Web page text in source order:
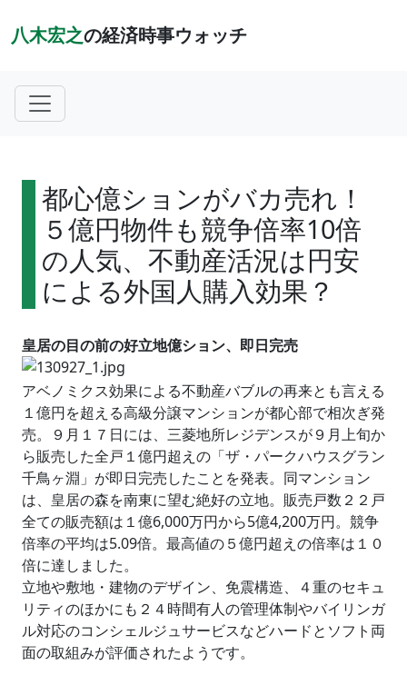
八木宏之の経済時事ウォッチ
都心億ションがバカ売れ！
５億円物件も競争倍率10倍
の人気、不動産活況は円安
による外国人購入効果？
皇居の目の前の好立地億ション、即日完売
アベノミクス効果による不動産バブルの再来とも言える
１億円を超える高級分譲マンションが都心部で相次ぎ発
売。９月１７日には、三菱地所レジデンスが９月上旬か
ら販売した全戸１億円超えの「ザ・パークハウスグラン
千鳥ヶ淵」が即日完売したことを発表。同マンション
は、皇居の森を南東に望む絶好の立地。販売戸数２２戸
全ての販売額は１億6,000万円から5億4,200万円。競争
倍率の平均は5.09倍。最高値の５億円超えの倍率は１０
倍に達しました。
立地や敷地・建物のデザイン、免震構造、４重のセキュ
リティのほかにも２４時間有人の管理体制やバイリンガ
ル対応のコンシェルジュサービスなどハードとソフト両
面の取組みが評価されたようです。